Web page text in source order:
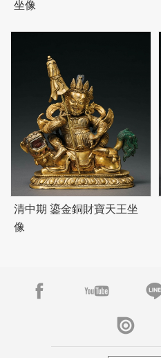
坐像
清中期 鎏金銅財寶天王坐
像